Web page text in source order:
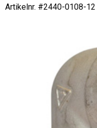
Artikelnr. #2440-0108-12